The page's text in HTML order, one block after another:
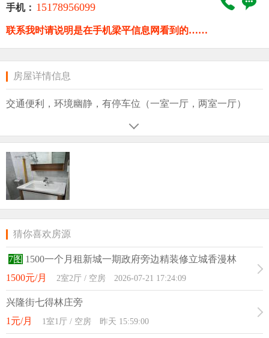
手机： 15178956099
联系我时请说明是在手机梁平信息网看到的……
房屋详情信息
交通便利，环境幽静，有停车位（一室一厅，两室一厅）
猜你喜欢房源
7图 1500一个月租新城一期政府旁边精装修立城香漫林
1500元/月 2室2厅 / 空房 2026-07-21 17:24:09
兴隆街七得林庄旁
1元/月
1室1厅 / 空房 昨天 15:59:00